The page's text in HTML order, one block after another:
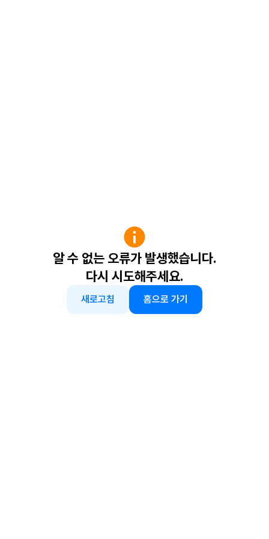
알 수 없는 오류가 발생했습니다.
다시 시도해주세요.
새로고침 홈으로 가기